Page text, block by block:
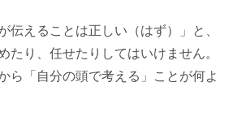
伝えることは正しい（はず）」と、
たり、任せたりしてはいけません。
ら「自分の頭で考える」ことが何よ